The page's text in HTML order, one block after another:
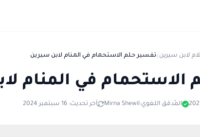
لابن سيرين تفسير حلم الاستحمام في المنام لابن سيرين
الاستحمام في المنام
المُدقق اللغوي:Mirna Shewil آخر تحديث: 16 سبتمبر 2024